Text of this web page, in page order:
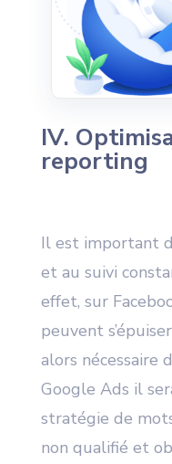
IV.
reporting
Il est important
et au suivi
effet, sur
peuvent
alors nécessaire
Google Ads il
stratégie de
non qualifié et